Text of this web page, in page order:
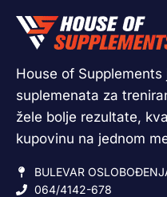
House of
suplemenata za
žele bolje rezultate,
kupovinu na jednom
BULEVAR
064/4142-678